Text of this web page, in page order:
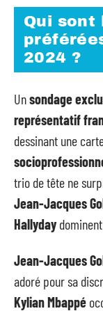
Qui sont
2024 ?
Unsondage
représentatif
dessinant une
trio de tête ne
Jean-Jacques
Hallydaydominent
Jean-Jacques
adoré pour sa
Kylian Mbappé